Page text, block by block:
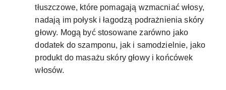
tłuszczowe, które pomagają wzmacniać włosy,
nadają im połysk i łagodzą podrażnienia skóry
głowy. Mogą być stosowane zarówno jako
dodatek do szamponu, jak i samodzielnie, jako
produkt do masażu skóry głowy i końcówek
włosów.